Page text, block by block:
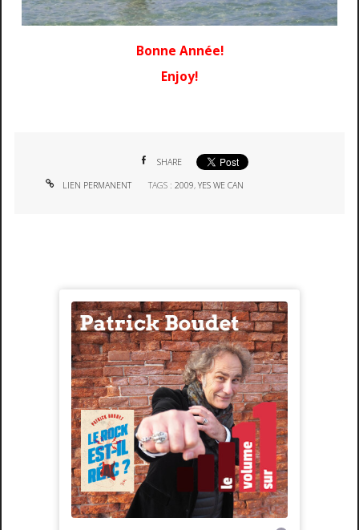
Bonne Année!
Enjoy!
SHARE
LIEN PERMANENT TAGS :2009,YES WE CAN